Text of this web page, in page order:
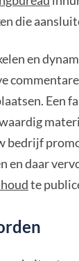
die
en
Een
bedrijf
en daar
te